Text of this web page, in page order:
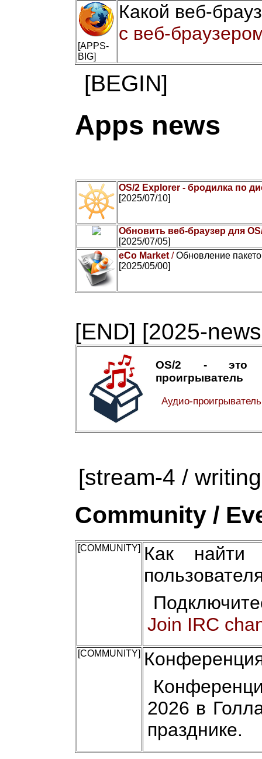
[APPS-
BIG]
Какой веб-
с веб-
[BEGIN]
Apps news
OS/2 Explorer - бродилка по
[2025/07/10]
Обновить веб-браузер для
[2025/07/05]
eCo Market /Обновление
[2025/05/00]
[END] [2025-
OS/2 - это
проигрыватель
Аудио-
[stream-4 /
Community /
[COMMUNITY] Как найти
Join IRC
[COMMUNITY]
2026 в
празднике.